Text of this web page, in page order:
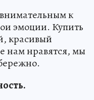
внимательным к
эмоции. Купить
красивый
нам нравятся, мы